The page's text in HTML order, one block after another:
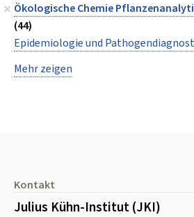
Ökologische Chemie
(44)
Epidemiologie und
Mehr zeigen
Kontakt
Julius Kühn-Institut (JKI)